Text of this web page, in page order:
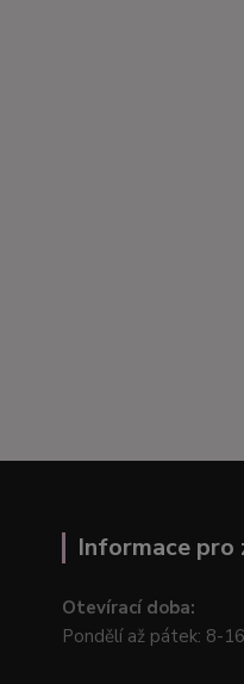
Informace pro
Otevírací doba:
Pondělí až pátek: 8-